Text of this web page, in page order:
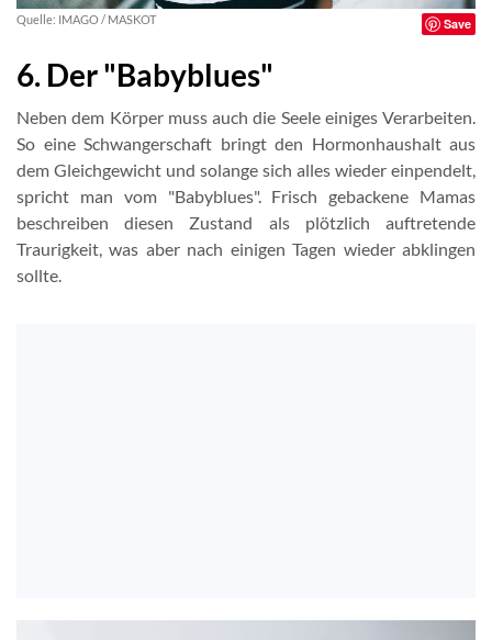
Quelle: IMAGO / MASKOT Save
6. Der "Babyblues"
Neben dem Körper muss auch die Seele einiges Verarbeiten.
So eine Schwangerschaft bringt den Hormonhaushalt aus
dem Gleichgewicht und solange sich alles wieder einpendelt,
spricht man vom "Babyblues". Frisch gebackene Mamas
beschreiben diesen Zustand als plötzlich auftretende
Traurigkeit, was aber nach einigen Tagen wieder abklingen
sollte.